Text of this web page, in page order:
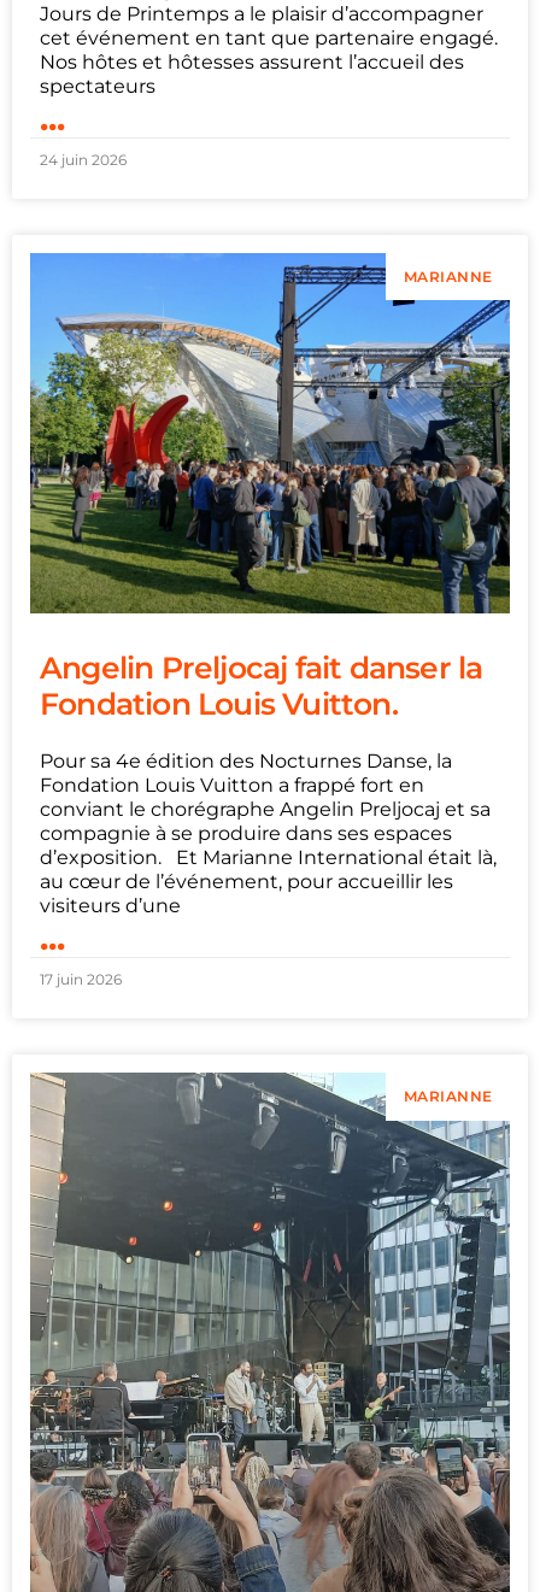
Jours de Printemps a le plaisir d’accompagner
cet événement en tant que partenaire engagé.
Nos hôtes et hôtesses assurent l’accueil des
spectateurs
...
24 juin 2026
MARIANNE
Angelin Preljocaj fait danser la
Fondation Louis Vuitton.
Pour sa 4e édition des Nocturnes Danse, la
Fondation Louis Vuitton a frappé fort en
conviant le chorégraphe Angelin Preljocaj et sa
compagnie à se produire dans ses espaces
d’exposition. Et Marianne International était là,
au cœur de l’événement, pour accueillir les
visiteurs d’une
...
17 juin 2026
MARIANNE